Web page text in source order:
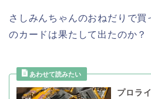
さしみんちゃんのおねだりで買
のカードは果たして出たのか？
プロラ